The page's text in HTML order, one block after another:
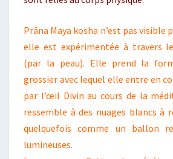
Prâna Maya kosha n’est pas visible
elle est expérimentée à travers
(par la peau). Elle prend la
grossier avec lequel elle entre en
par l’œil Divin au cours de la
ressemble à des nuages blancs à
quelquefois comme un ballon
lumineuses.